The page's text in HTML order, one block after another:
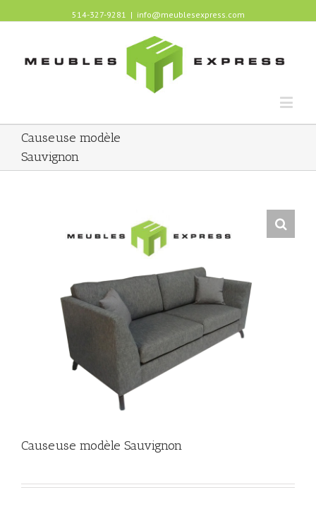
514-327-9281 | info@meublesexpress.com
Causeuse modèle
Sauvignon
Causeuse modèle Sauvignon